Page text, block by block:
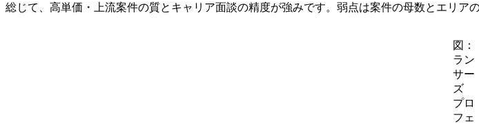
総じて、高単価・上流案件の質とキャリア面談の精度が強みです。弱点は案件の母数とエリア
図：
ラン
サー
ズ
プロ
フェ